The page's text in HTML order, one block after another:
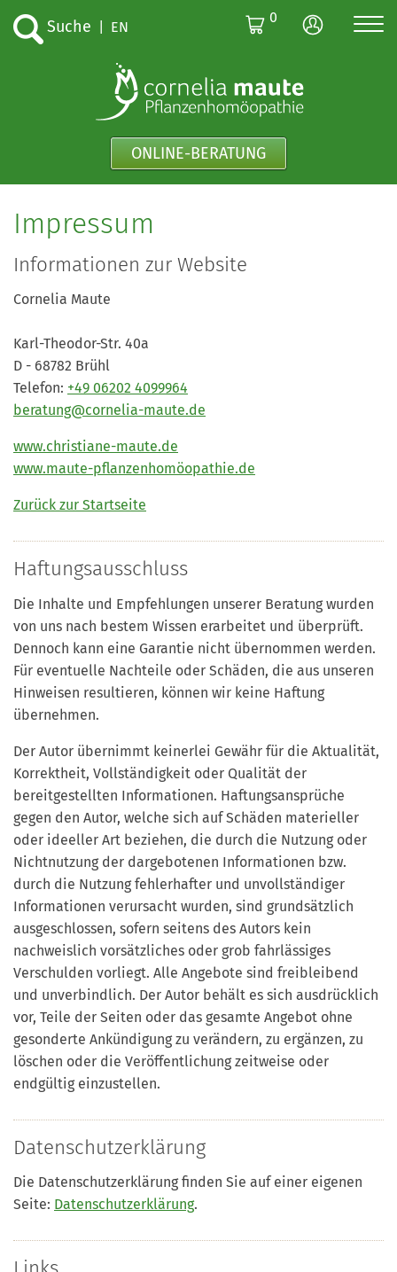
Suche EN
0
ONLINE-BERATUNG
Impressum
Informationen zur Website
Cornelia Maute
Karl-Theodor-Str. 40a
D - 68782 Brühl
Telefon: +49 06202 4099964
beratung@cornelia-maute.de
www.christiane-maute.de
www.maute-pflanzenhomöopathie.de
Zurück zur Startseite
Haftungsausschluss
Die Inhalte und Empfehlungen unserer Beratung wurden
von uns nach bestem Wissen erarbeitet und überprüft.
Dennoch kann eine Garantie nicht übernommen werden.
Für eventuelle Nachteile oder Schäden, die aus unseren
Hinweisen resultieren, können wir keine Haftung
übernehmen.
Der Autor übernimmt keinerlei Gewähr für die Aktualität,
Korrektheit, Vollständigkeit oder Qualität der
bereitgestellten Informationen. Haftungsansprüche
gegen den Autor, welche sich auf Schäden materieller
oder ideeller Art beziehen, die durch die Nutzung oder
Nichtnutzung der dargebotenen Informationen bzw.
durch die Nutzung fehlerhafter und unvollständiger
Informationen verursacht wurden, sind grundsätzlich
ausgeschlossen, sofern seitens des Autors kein
nachweislich vorsätzliches oder grob fahrlässiges
Verschulden vorliegt. Alle Angebote sind freibleibend
und unverbindlich. Der Autor behält es sich ausdrücklich
vor, Teile der Seiten oder das gesamte Angebot ohne
gesonderte Ankündigung zu verändern, zu ergänzen, zu
löschen oder die Veröffentlichung zeitweise oder
endgültig einzustellen.
Datenschutzerklärung
Die Datenschutzerklärung finden Sie auf einer eigenen
Seite: Datenschutzerklärung.